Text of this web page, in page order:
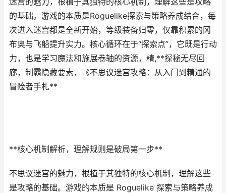
的基础。游戏的本质是Roguelike探索与策略养成结合，每
次进入迷宫都是全新开始，等级装备归零，仅靠积累的冈
布奥与飞船提升实力。核心循环在于“探索点”，它既是行动
力，也是学习魔法和施展卷轴的资源，精,**探秘无尽回
廊，制霸隐藏要素，《不思议迷宫攻略：从入门到精通的
冒险者手札**
**核心机制解析，理解规则是破局第一步**
不思议迷宫的魅力，根植于其独特的核心机制，理解这些
是攻略的基础。游戏的本质是 Roguelike 探索与策略养成